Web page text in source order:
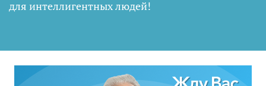
для интеллигентных людей!